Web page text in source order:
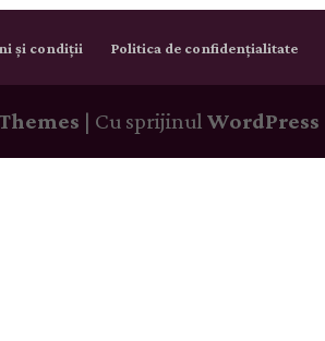
și condiții Politica de confidențialitate
| Cu sprijinul WordPress